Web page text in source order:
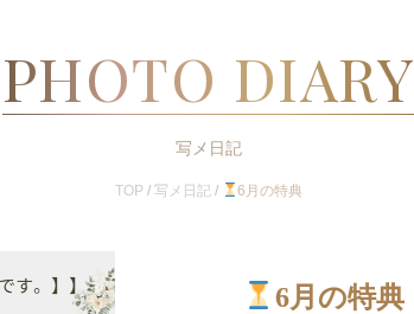
PHOTO DIARY
写メ日記
TOP / 写メ日記/ 6月の特典
6月の特典